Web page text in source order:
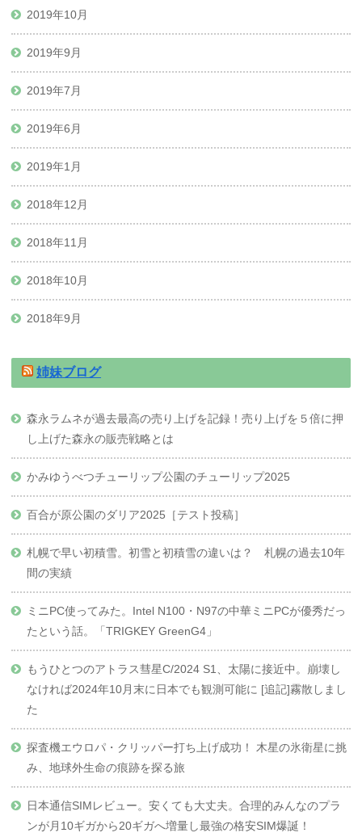
2019年10月
2019年9月
2019年7月
2019年6月
2019年1月
2018年12月
2018年11月
2018年10月
2018年9月
姉妹ブログ
森永ラムネが過去最高の売り上げを記録！売り上げを５倍に押
し上げた森永の販売戦略とは
かみゆうべつチューリップ公園のチューリップ2025
百合が原公園のダリア2025［テスト投稿］
札幌で早い初積雪。初雪と初積雪の違いは？ 札幌の過去10年
間の実績
ミニPC使ってみた。Intel N100・N97の中華ミニPCが優秀だっ
たという話。「TRIGKEY GreenG4」
もうひとつのアトラス彗星C/2024 S1、太陽に接近中。崩壊し
なければ2024年10月末に日本でも観測可能に [追記]霧散しまし
た
探査機エウロパ・クリッパー打ち上げ成功！ 木星の氷衛星に挑
み、地球外生命の痕跡を探る旅
日本通信SIMレビュー。安くても大丈夫。合理的みんなのプラ
ンが月10ギガから20ギガへ増量し最強の格安SIM爆誕！